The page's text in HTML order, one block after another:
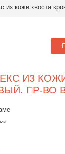
кожи хвоста
ИЗ
ПР-ВО